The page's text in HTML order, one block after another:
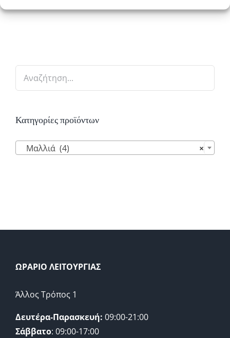
Κατηγορίες προϊόντων
×
Μαλλιά (4)
ΩΡΑΡΙΟ ΛΕΙΤΟΥΡΓΙΑΣ
Άλλος Τρόπος 1
Δευτέρα-Παρασκευή: 09:00-21:00
Σάββατο: 09:00-17:00